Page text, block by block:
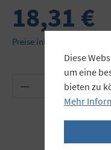
18,31 €
Preise inkl. MwSt. zzgl.
Produkt Anzahl:
Diese
um eine
bieten zu
Mehr